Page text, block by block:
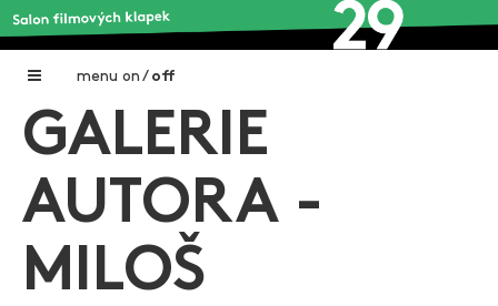
menu on / off
Home
Galerie filmových klapek
Autoři filmových klapek
GALERIE
AUTORA -
MILOŠ